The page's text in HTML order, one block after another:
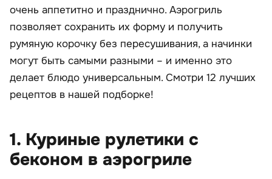
очень аппетитно и празднично. Аэрогриль
позволяет сохранить их форму и получить
румяную корочку без пересушивания, а начинки
могут быть самыми разными – и именно это
делает блюдо универсальным. Смотри 12 лучших
рецептов в нашей подборке!
1. Куриные рулетики с
беконом в аэрогриле